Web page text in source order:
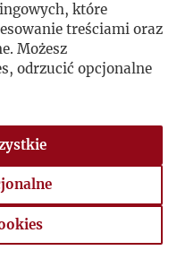
P
R
S
Ś
które
treściami oraz
Możesz
odrzucić opcjonalne